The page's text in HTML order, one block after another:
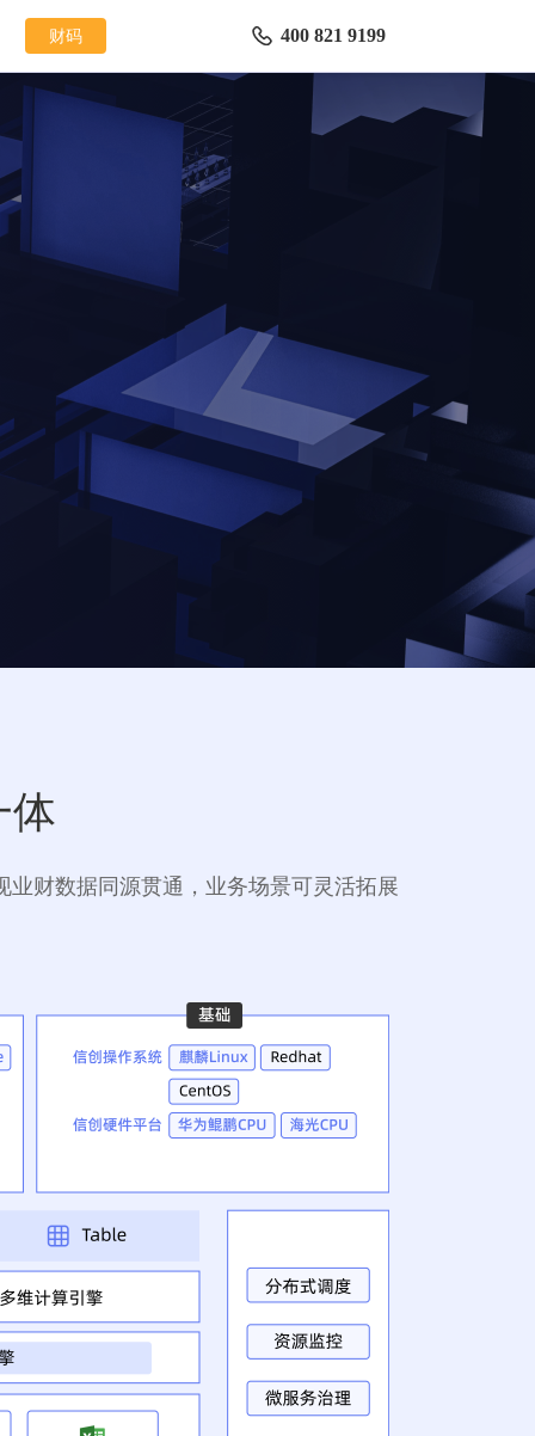
财码 400 821 9199
体
财数据同源贯通，业务场景可灵活拓展